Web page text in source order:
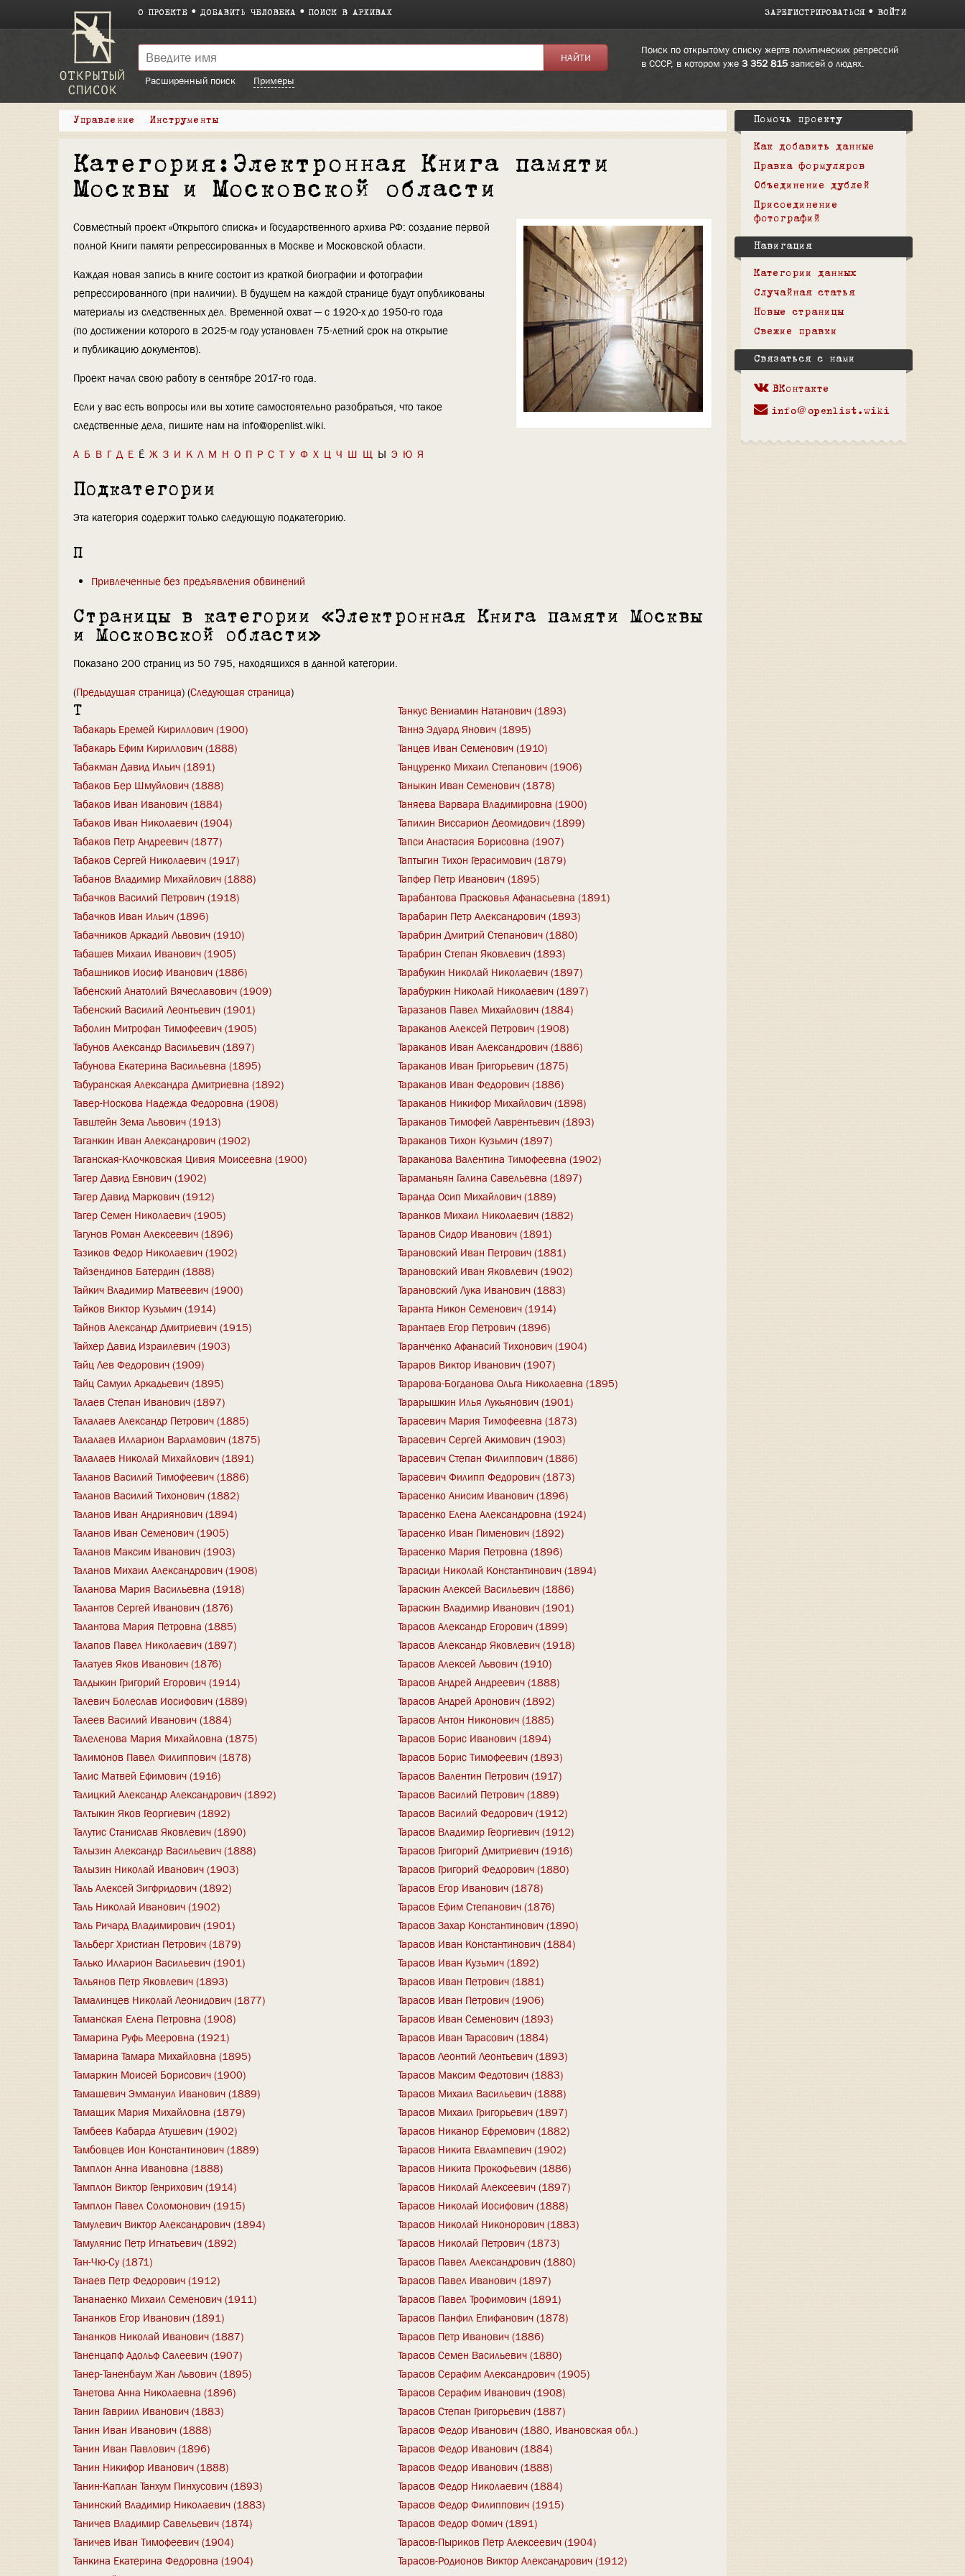
О ПРОЕКТЕ ДОБАВИТЬ ЧЕЛОВЕКА ПОИСК В АРХИВАХ ЗАРЕГИСТРИРОВАТЬСЯ ВОЙТИ
Поиск по открытому списку жертв политических репрессий
в СССР, в котором уже 3 352 815записей о людях.
Расширенный поиск
Примеры
Управление Инструменты
Категория:Электронная Книга памяти
Москвы и Московской области
Совместный проект «Открытого списка» и Государственного архива РФ: создание первой
полной Книги памяти репрессированных в Москве и Московской области.
Каждая новая запись в книге состоит из краткой биографии и фотографии
репрессированного (при наличии). В будущем на каждой странице будут опубликованы
материалы из следственных дел. Временной охват — с 1920-х до 1950-го года
(по достижении которого в 2025-м году установлен 75-летний срок на открытие
и публикацию документов).
Проект начал свою работу в сентябре 2017-го года.
Если у вас есть вопросы или вы хотите самостоятельно разобраться, что такое
следственные дела, пишите нам на info@openlist.wiki.
А Б В Г Д Е Ё Ж З И К Л М Н О П Р С Т У Ф Х Ц Ч Ш Щ Ы Э Ю Я
Подкатегории
Эта категория содержит только следующую подкатегорию.
П
Привлеченные без предъявления обвинений
Страницы в категории «Электронная Книга памяти Москвы
и Московской области»
Показано 200 страниц из 50 795, находящихся в данной категории.
(Предыдущая страница) (Следующая страница)
Т
Табакарь Еремей Кириллович (1900)
Табакарь Ефим Кириллович (1888)
Табакман Давид Ильич (1891)
Табаков Бер Шмуйлович (1888)
Табаков Иван Иванович (1884)
Табаков Иван Николаевич (1904)
Табаков Петр Андреевич (1877)
Табаков Сергей Николаевич (1917)
Табанов Владимир Михайлович (1888)
Табачков Василий Петрович (1918)
Табачков Иван Ильич (1896)
Табачников Аркадий Львович (1910)
Табашев Михаил Иванович (1905)
Табашников Иосиф Иванович (1886)
Табенский Анатолий Вячеславович (1909)
Табенский Василий Леонтьевич (1901)
Таболин Митрофан Тимофеевич (1905)
Табунов Александр Васильевич (1897)
Табунова Екатерина Васильевна (1895)
Табуранская Александра Дмитриевна (1892)
Тавер-Носкова Надежда Федоровна (1908)
Тавштейн Зема Львович (1913)
Таганкин Иван Александрович (1902)
Таганская-Клочковская Цивия Моисеевна (1900)
Тагер Давид Евнович (1902)
Тагер Давид Маркович (1912)
Тагер Семен Николаевич (1905)
Тагунов Роман Алексеевич (1896)
Тазиков Федор Николаевич (1902)
Тайзендинов Батердин (1888)
Тайкич Владимир Матвеевич (1900)
Тайков Виктор Кузьмич (1914)
Тайнов Александр Дмитриевич (1915)
Тайхер Давид Израилевич (1903)
Тайц Лев Федорович (1909)
Тайц Самуил Аркадьевич (1895)
Талаев Степан Иванович (1897)
Талалаев Александр Петрович (1885)
Талалаев Илларион Варламович (1875)
Талалаев Николай Михайлович (1891)
Таланов Василий Тимофеевич (1886)
Таланов Василий Тихонович (1882)
Таланов Иван Андриянович (1894)
Таланов Иван Семенович (1905)
Таланов Максим Иванович (1903)
Таланов Михаил Александрович (1908)
Таланова Мария Васильевна (1918)
Талантов Сергей Иванович (1876)
Талантова Мария Петровна (1885)
Талапов Павел Николаевич (1897)
Талатуев Яков Иванович (1876)
Талдыкин Григорий Егорович (1914)
Талевич Болеслав Иосифович (1889)
Талеев Василий Иванович (1884)
Талеленова Мария Михайловна (1875)
Талимонов Павел Филиппович (1878)
Талис Матвей Ефимович (1916)
Талицкий Александр Александрович (1892)
Талтыкин Яков Георгиевич (1892)
Талутис Станислав Яковлевич (1890)
Талызин Александр Васильевич (1888)
Талызин Николай Иванович (1903)
Таль Алексей Зигфридович (1892)
Таль Николай Иванович (1902)
Таль Ричард Владимирович (1901)
Тальберг Христиан Петрович (1879)
Талько Илларион Васильевич (1901)
Тальянов Петр Яковлевич (1893)
Тамалинцев Николай Леонидович (1877)
Таманская Елена Петровна (1908)
Тамарина Руфь Мееровна (1921)
Тамарина Тамара Михайловна (1895)
Тамаркин Моисей Борисович (1900)
Тамашевич Эммануил Иванович (1889)
Тамащик Мария Михайловна (1879)
Тамбеев Кабарда Атушевич (1902)
Тамбовцев Ион Константинович (1889)
Тамплон Анна Ивановна (1888)
Тамплон Виктор Генрихович (1914)
Тамплон Павел Соломонович (1915)
Тамулевич Виктор Александрович (1894)
Тамулянис Петр Игнатьевич (1892)
Тан-Чю-Су (1871)
Танаев Петр Федорович (1912)
Тананаенко Михаил Семенович (1911)
Тананков Егор Иванович (1891)
Тананков Николай Иванович (1887)
Таненцапф Адольф Салеевич (1907)
Танер-Таненбаум Жан Львович (1895)
Танетова Анна Николаевна (1896)
Танин Гавриил Иванович (1883)
Танин Иван Иванович (1888)
Танин Иван Павлович (1896)
Танин Никифор Иванович (1888)
Танин-Каплан Танхум Пинхусович (1893)
Танинский Владимир Николаевич (1883)
Таничев Владимир Савельевич (1874)
Таничев Иван Тимофеевич (1904)
Танкина Екатерина Федоровна (1904)
Танкус Вениамин Натанович (1893)
Таннэ Эдуард Янович (1895)
Танцев Иван Семенович (1910)
Танцуренко Михаил Степанович (1906)
Таныкин Иван Семенович (1878)
Таняева Варвара Владимировна (1900)
Тапилин Виссарион Деомидович (1899)
Тапси Анастасия Борисовна (1907)
Таптыгин Тихон Герасимович (1879)
Тапфер Петр Иванович (1895)
Тарабантова Прасковья Афанасьевна (1891)
Тарабарин Петр Александрович (1893)
Тарабрин Дмитрий Степанович (1880)
Тарабрин Степан Яковлевич (1893)
Тарабукин Николай Николаевич (1897)
Тарабуркин Николай Николаевич (1897)
Таразанов Павел Михайлович (1884)
Тараканов Алексей Петрович (1908)
Тараканов Иван Александрович (1886)
Тараканов Иван Григорьевич (1875)
Тараканов Иван Федорович (1886)
Тараканов Никифор Михайлович (1898)
Тараканов Тимофей Лаврентьевич (1893)
Тараканов Тихон Кузьмич (1897)
Тараканова Валентина Тимофеевна (1902)
Тараманьян Галина Савельевна (1897)
Таранда Осип Михайлович (1889)
Таранков Михаил Николаевич (1882)
Таранов Сидор Иванович (1891)
Тарановский Иван Петрович (1881)
Тарановский Иван Яковлевич (1902)
Тарановский Лука Иванович (1883)
Таранта Никон Семенович (1914)
Тарантаев Егор Петрович (1896)
Таранченко Афанасий Тихонович (1904)
Тараров Виктор Иванович (1907)
Тарарова-Богданова Ольга Николаевна (1895)
Тарарышкин Илья Лукьянович (1901)
Тарасевич Мария Тимофеевна (1873)
Тарасевич Сергей Акимович (1903)
Тарасевич Степан Филиппович (1886)
Тарасевич Филипп Федорович (1873)
Тарасенко Анисим Иванович (1896)
Тарасенко Елена Александровна (1924)
Тарасенко Иван Пименович (1892)
Тарасенко Мария Петровна (1896)
Тарасиди Николай Константинович (1894)
Тараскин Алексей Васильевич (1886)
Тараскин Владимир Иванович (1901)
Тарасов Александр Егорович (1899)
Тарасов Александр Яковлевич (1918)
Тарасов Алексей Львович (1910)
Тарасов Андрей Андреевич (1888)
Тарасов Андрей Аронович (1892)
Тарасов Антон Никонович (1885)
Тарасов Борис Иванович (1894)
Тарасов Борис Тимофеевич (1893)
Тарасов Валентин Петрович (1917)
Тарасов Василий Петрович (1889)
Тарасов Василий Федорович (1912)
Тарасов Владимир Георгиевич (1912)
Тарасов Григорий Дмитриевич (1916)
Тарасов Григорий Федорович (1880)
Тарасов Егор Иванович (1878)
Тарасов Ефим Степанович (1876)
Тарасов Захар Константинович (1890)
Тарасов Иван Константинович (1884)
Тарасов Иван Кузьмич (1892)
Тарасов Иван Петрович (1881)
Тарасов Иван Петрович (1906)
Тарасов Иван Семенович (1893)
Тарасов Иван Тарасович (1884)
Тарасов Леонтий Леонтьевич (1893)
Тарасов Максим Федотович (1883)
Тарасов Михаил Васильевич (1888)
Тарасов Михаил Григорьевич (1897)
Тарасов Никанор Ефремович (1882)
Тарасов Никита Евлампевич (1902)
Тарасов Никита Прокофьевич (1886)
Тарасов Николай Алексеевич (1897)
Тарасов Николай Иосифович (1888)
Тарасов Николай Никонорович (1883)
Тарасов Николай Петрович (1873)
Тарасов Павел Александрович (1880)
Тарасов Павел Иванович (1897)
Тарасов Павел Трофимович (1891)
Тарасов Панфил Епифанович (1878)
Тарасов Петр Иванович (1886)
Тарасов Семен Васильевич (1880)
Тарасов Серафим Александрович (1905)
Тарасов Серафим Иванович (1908)
Тарасов Степан Григорьевич (1887)
Тарасов Федор Иванович (1880, Ивановская обл.)
Тарасов Федор Иванович (1884)
Тарасов Федор Иванович (1888)
Тарасов Федор Николаевич (1884)
Тарасов Федор Филиппович (1915)
Тарасов Федор Фомич (1891)
Тарасов-Пыриков Петр Алексеевич (1904)
Тарасов-Родионов Виктор Александрович (1912)
Помочь проекту
Как добавить данные
Правка формуляров
Объединение дублей
Присоединение
фотографий
Навигация
Категории данных
Случайная статья
Новые страницы
Свежие правки
Связаться с нами
ВКонтакте
info@openlist.wiki